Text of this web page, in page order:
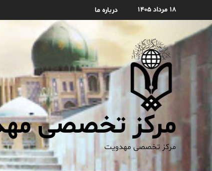
۱۸ مرداد ۱۴۰۵ درباره ما
مرکز تخصصی
مرکز تخصصی مهدویت